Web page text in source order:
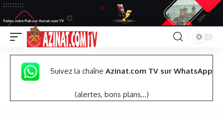
Suivez la chaîne Azinat.com TV sur WhatsApp
(alertes, bons plans,..)